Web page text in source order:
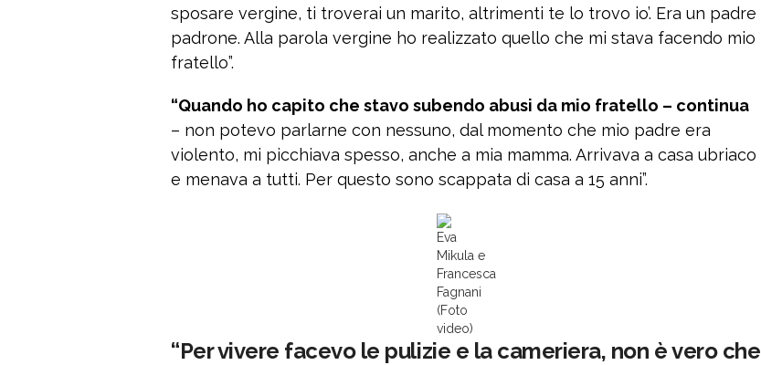
sposare vergine, ti troverai un marito, altrimenti te lo trovo io’. Era un padre
padrone. Alla parola vergine ho realizzato quello che mi stava facendo mio
fratello”.
“Quando ho capito che stavo subendo abusi da mio fratello – continua
– non potevo parlarne con nessuno, dal momento che mio padre era
violento, mi picchiava spesso, anche a mia mamma. Arrivava a casa ubriaco
e menava a tutti. Per questo sono scappata di casa a 15 anni”.
Eva
Mikula e
Francesca
Fagnani
(Foto
video)
“Per vivere facevo le pulizie e la cameriera, non è vero che